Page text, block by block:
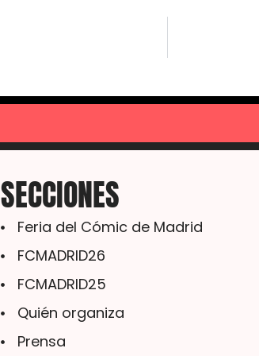
SECCIONES
Feria del Cómic de Madrid
FCMADRID26
FCMADRID25
Quién organiza
Prensa